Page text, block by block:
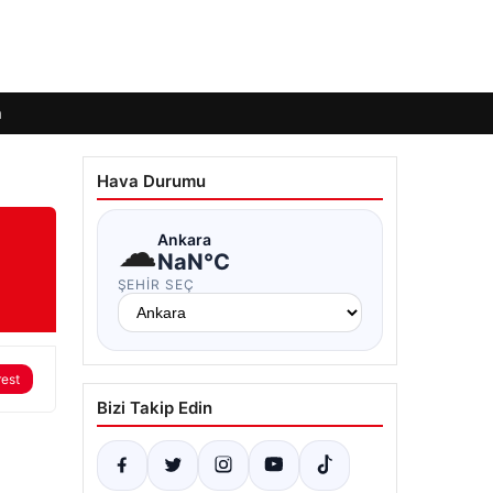
Hava Durumu
☁Ankara
NaN°C
ŞEHIR SEÇ
Bizi Takip Edin